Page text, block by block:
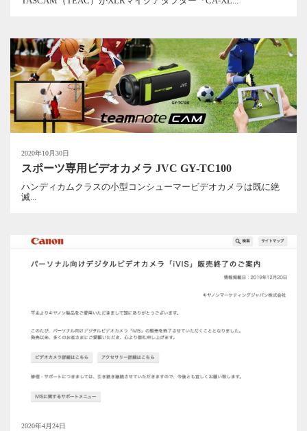
2020年10月30日
スポーツ専用ビデオカメラ JVC GY-TC100
ハンディカムクラスの小型コンシューマービデオカメラは既に絶
滅...
2020年4月24日